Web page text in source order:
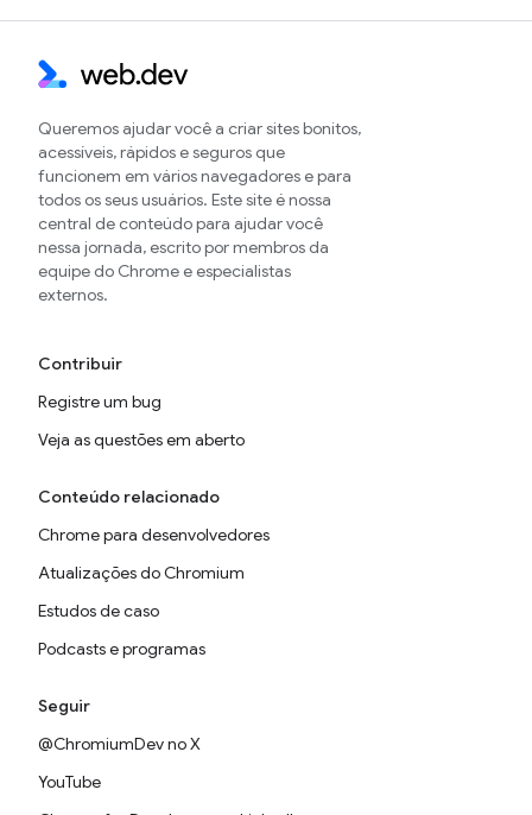
Queremos ajudar você a criar sites bonitos,
acessíveis, rápidos e seguros que
funcionem em vários navegadores e para
todos os seus usuários. Este site é nossa
central de conteúdo para ajudar você
nessa jornada, escrito por membros da
equipe do Chrome e especialistas
externos.
Contribuir
Registre um bug
Veja as questões em aberto
Conteúdo relacionado
Chrome para desenvolvedores
Atualizações do Chromium
Estudos de caso
Podcasts e programas
Seguir
@ChromiumDev no X
YouTube